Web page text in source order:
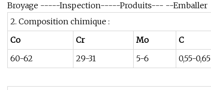
Broyage -----Inspection-----Produits--- --Emballer
2. Composition chimique :
Co
Cr Mo C
60-62
29-31 5-6 0,55-0,65